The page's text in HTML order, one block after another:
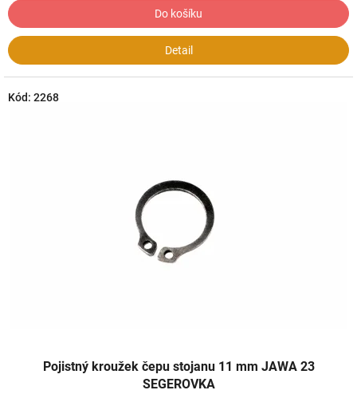
Do košíku
Detail
Pojistný kroužek čepu stojanu 11 mm JAWA 23
SEGEROVKA
Kód: 2268